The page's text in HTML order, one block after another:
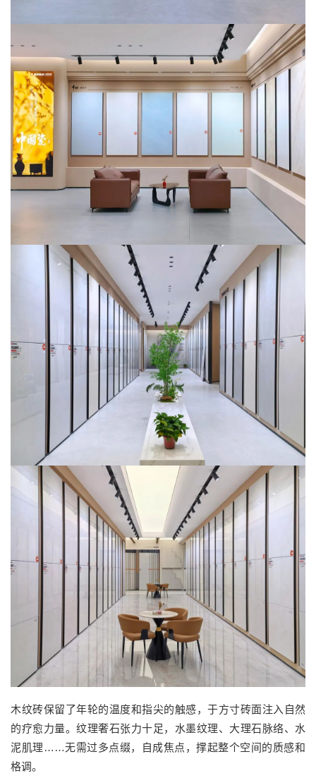
木纹砖保留了年轮的温度和指尖的触感，于方寸砖面注入自然
的疗愈力量。纹理奢石张力十足，水墨纹理、大理石脉络、水
泥肌理……无需过多点缀，自成焦点，撑起整个空间的质感和
格调。